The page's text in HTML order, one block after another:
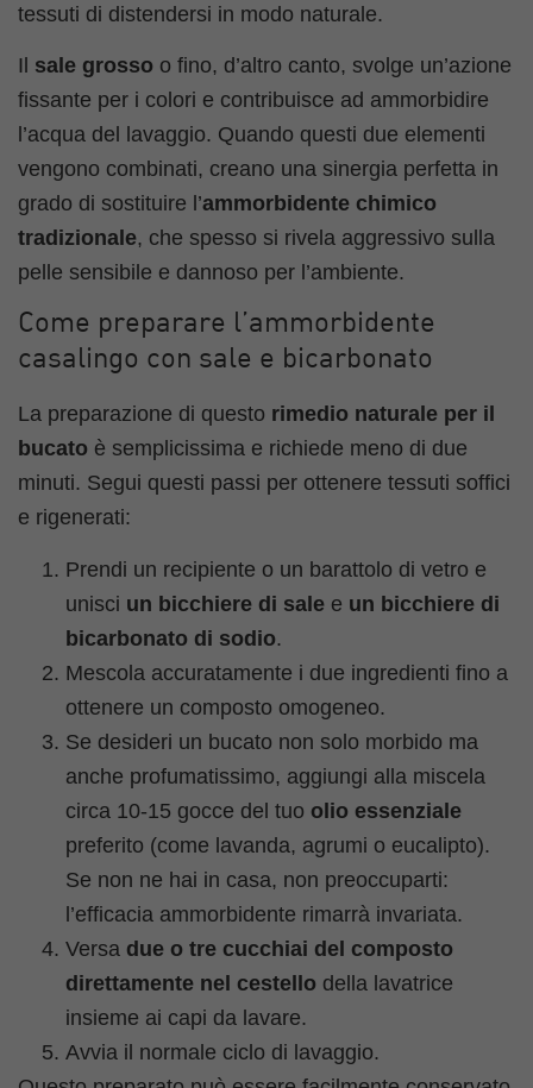
tessuti di distendersi in modo naturale.
Il sale grosso o fino, d’altro canto, svolge un’azione
fissante per i colori e contribuisce ad ammorbidire
l’acqua del lavaggio. Quando questi due elementi
vengono combinati, creano una sinergia perfetta in
grado di sostituire l’ammorbidente chimico
tradizionale, che spesso si rivela aggressivo sulla
pelle sensibile e dannoso per l’ambiente.
Come preparare l’ammorbidente
casalingo con sale e bicarbonato
La preparazione di questo rimedio naturale per il
bucato è semplicissima e richiede meno di due
minuti. Segui questi passi per ottenere tessuti soffici
e rigenerati:
Prendi un recipiente o un barattolo di vetro e
unisci un bicchiere di sale e un bicchiere di
bicarbonato di sodio.
Mescola accuratamente i due ingredienti fino a
ottenere un composto omogeneo.
Se desideri un bucato non solo morbido ma
anche profumatissimo, aggiungi alla miscela
circa 10-15 gocce del tuo olio essenziale
preferito (come lavanda, agrumi o eucalipto).
Se non ne hai in casa, non preoccuparti:
l’efficacia ammorbidente rimarrà invariata.
Versa due o tre cucchiai del composto
direttamente nel cestello della lavatrice
insieme ai capi da lavare.
Avvia il normale ciclo di lavaggio.